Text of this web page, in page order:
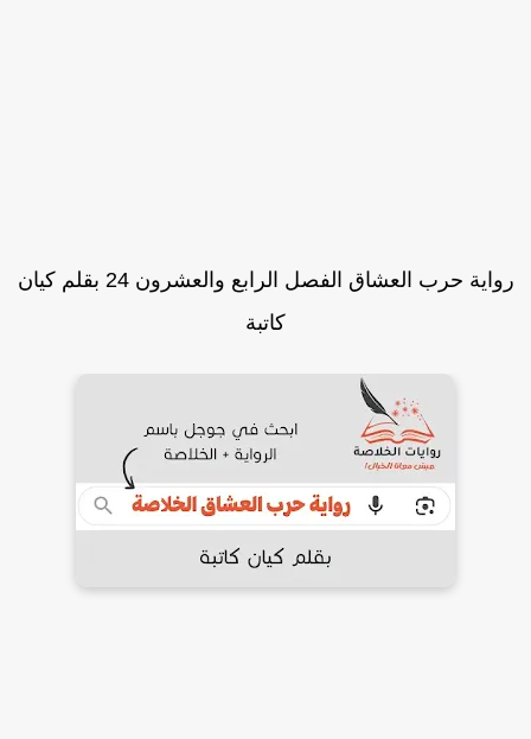
رواية حرب العشاق الفصل الرابع والعشرون 24 بقلم كيان
كاتبة